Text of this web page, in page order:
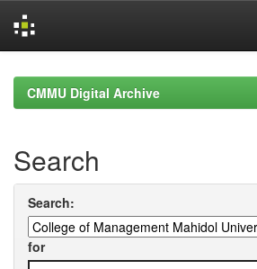
navigationCMMU Digital Archive
Search
Search:
for